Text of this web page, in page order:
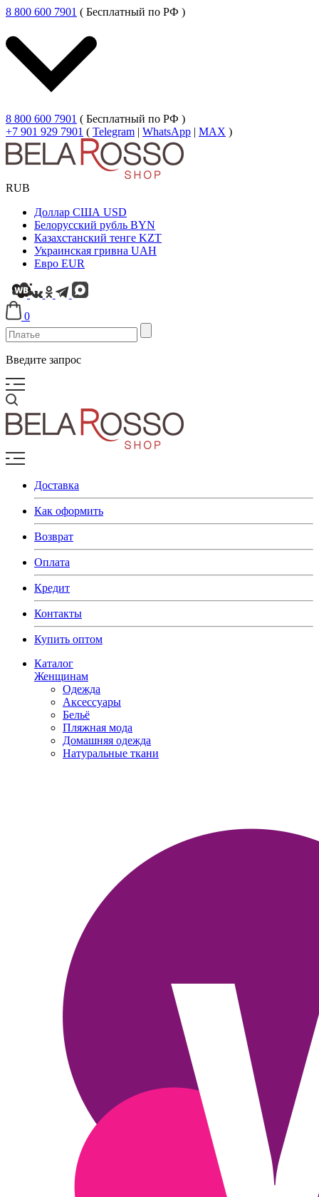
8 800 600 7901 ( Бесплатный по РФ )
8 800 600 7901 ( Бесплатный по РФ )
+7 901 929 7901 ( Telegram | WhatsApp | MAX )
RUB
Доллар США USD
Белорусский рубль BYN
Казахстанский тенге KZT
Украинская гривна UAH
Евро EUR
0
Введите запрос
Доставка
Как оформить
Возврат
Оплата
Кредит
Контакты
Купить оптом
Каталог
Женщинам
Одежда
Аксессуары
Бельё
Пляжная мода
Домашняя одежда
Натуральные ткани